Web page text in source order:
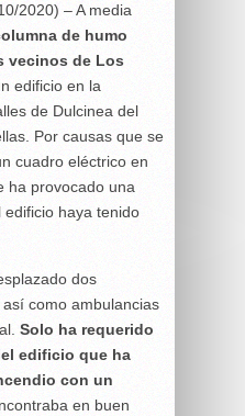
2020) – A media
de humo
vecinos de Los
edificio en la
de Dulcinea del
Por causas que se
cuadro eléctrico en
ha provocado una
haya tenido
dos
como ambulancias
Solo ha requerido
edificio que ha
con un
en buen